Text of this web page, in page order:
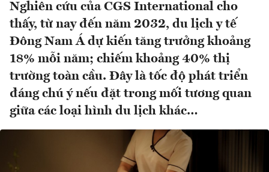
Nghiên cứu của CGS International cho
thấy, từ nay đến năm 2032, du lịch y tế
Đông Nam Á dự kiến tăng trưởng khoảng
18% mỗi năm; chiếm khoảng 40% thị
trường toàn cầu. Đây là tốc độ phát triển
đáng chú ý nếu đặt trong mối tương quan
giữa các loại hình du lịch khác…